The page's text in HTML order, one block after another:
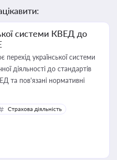
системи КВЕД до
перехід української системи
діяльності до стандартів
та пов'язані нормативні
Страхова діяльність